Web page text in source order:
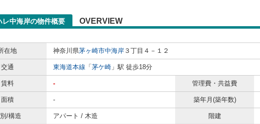
レ中海岸の物件概要 OVERVIEW
在地
神奈川県茅ヶ崎市中海岸 ３丁目４－１２
交通 東海道本線 「 茅ケ崎 」駅 徒歩18分
賃料 - 管理費・共益費
面積 - 築年月(築年数)
/構造 アパート / 木造 階建